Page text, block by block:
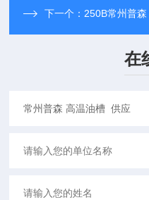
下一个： 250B常州普
在